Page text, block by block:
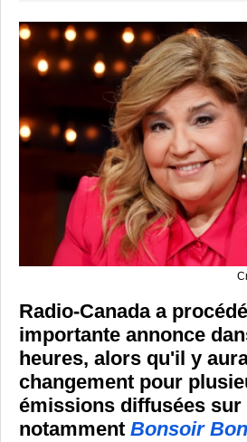
Radio-Canada a
importante annonce
heures, alors qu'il y
changement pour
émissions diffusées sur
notamment Bonsoir